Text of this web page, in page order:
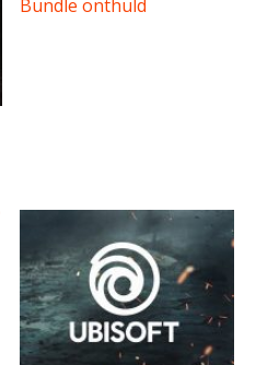
Bundle onthuld